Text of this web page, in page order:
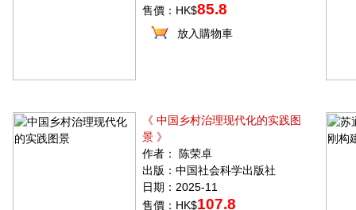
售價：HK$85.8
放入購物車
《 中国乡村治理现代化的实践图
景 》
作者： 陈荣卓
出版：中国社会科学出版社
日期：2025-11
售價：HK$107.8